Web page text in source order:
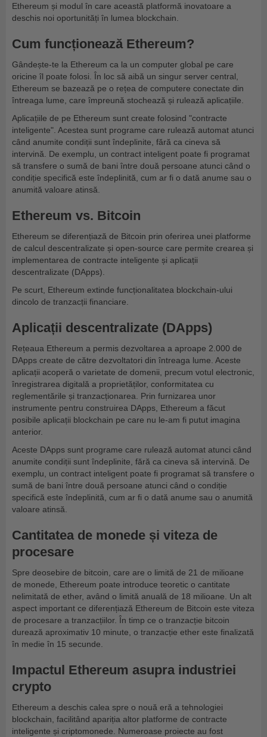
Ethereum și modul în care această platformă inovatoare a
deschis noi oportunități în lumea blockchain.
Cum funcționează Ethereum?
Gândește-te la Ethereum ca la un computer global pe care
oricine îl poate folosi. În loc să aibă un singur server central,
Ethereum se bazează pe o rețea de computere conectate din
întreaga lume, care împreună stochează și rulează aplicațiile.
Aplicațiile de pe Ethereum sunt create folosind "contracte
inteligente". Acestea sunt programe care rulează automat atunci
când anumite condiții sunt îndeplinite, fără ca cineva să
intervină. De exemplu, un contract inteligent poate fi programat
să transfere o sumă de bani între două persoane atunci când o
condiție specifică este îndeplinită, cum ar fi o dată anume sau o
anumită valoare atinsă.
Ethereum vs. Bitcoin
Ethereum se diferențiază de Bitcoin prin oferirea unei platforme
de calcul descentralizate și open-source care permite crearea și
implementarea de contracte inteligente și aplicații
descentralizate (DApps).
Pe scurt, Ethereum extinde funcționalitatea blockchain-ului
dincolo de tranzacții financiare.
Aplicații descentralizate (DApps)
Rețeaua Ethereum a permis dezvoltarea a aproape 2.000 de
DApps create de către dezvoltatori din întreaga lume. Aceste
aplicații acoperă o varietate de domenii, precum votul electronic,
înregistrarea digitală a proprietăților, conformitatea cu
reglementările și tranzacționarea. Prin furnizarea unor
instrumente pentru construirea DApps, Ethereum a făcut
posibile aplicații blockchain pe care nu le-am fi putut imagina
anterior.
Aceste DApps sunt programe care rulează automat atunci când
anumite condiții sunt îndeplinite, fără ca cineva să intervină. De
exemplu, un contract inteligent poate fi programat să transfere o
sumă de bani între două persoane atunci când o condiție
specifică este îndeplinită, cum ar fi o dată anume sau o anumită
valoare atinsă.
Cantitatea de monede și viteza de
procesare
Spre deosebire de bitcoin, care are o limită de 21 de milioane
de monede, Ethereum poate introduce teoretic o cantitate
nelimitată de ether, având o limită anuală de 18 milioane. Un alt
aspect important ce diferențiază Ethereum de Bitcoin este viteza
de procesare a tranzacțiilor. În timp ce o tranzacție bitcoin
durează aproximativ 10 minute, o tranzacție ether este finalizată
în medie în 15 secunde.
Impactul Ethereum asupra industriei
crypto
Ethereum a deschis calea spre o nouă eră a tehnologiei
blockchain, facilitând apariția altor platforme de contracte
inteligente și criptomonede. Numeroase proiecte au fost